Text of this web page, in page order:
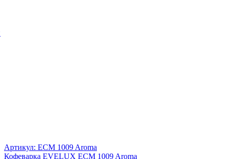
Артикул: ECM 1009 Aroma
Кофеварка EVELUX ECM 1009 Aroma